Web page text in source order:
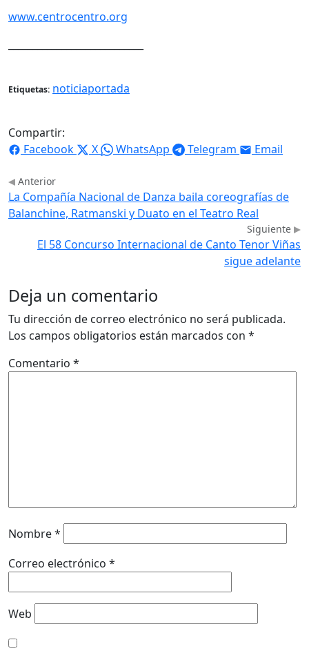
www.centrocentro.org
Etiquetas: noticiaportada
Compartir:
Facebook
X WhatsApp Telegram Email
Anterior
La Compañía Nacional de Danza baila coreografías de
Balanchine, Ratmanski y Duato en el Teatro Real
Siguiente
El 58 Concurso Internacional de Canto Tenor Viñas
sigue adelante
Deja un comentario
Tu dirección de correo electrónico no será publicada.
Los campos obligatorios están marcados con *
Comentario *
Nombre*
Correo electrónico *
Web